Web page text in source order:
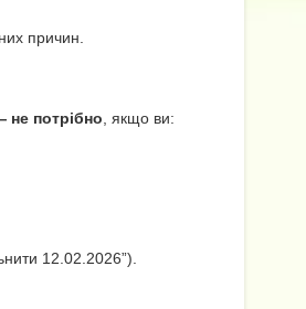
причин.
не потрібно , якщо ви:
12.02.2026”).